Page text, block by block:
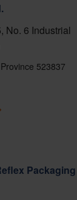
No. 6 Industrial
523837
Packaging